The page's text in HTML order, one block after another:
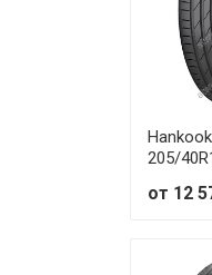
205/
от 12